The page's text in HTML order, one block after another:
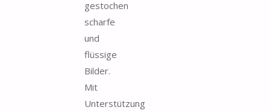
gestochen
scharfe
und
flüssige
Bilder.
Mit
Unterstützung